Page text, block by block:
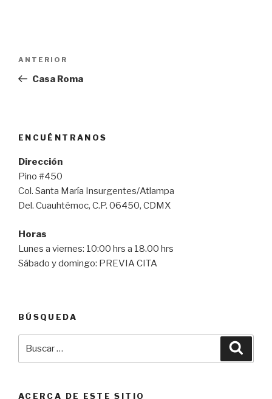
entradas
Entrada
anterior:
ANTERIOR
Casa Roma
ENCUÉNTRANOS
Dirección
Pino #450
Col. Santa María Insurgentes/Atlampa
Del. Cuauhtémoc, C.P. 06450, CDMX
Horas
Lunes a viernes: 10:00 hrs a 18.00 hrs
Sábado y domingo: PREVIA CITA
BÚSQUEDA
ACERCA DE ESTE SITIO